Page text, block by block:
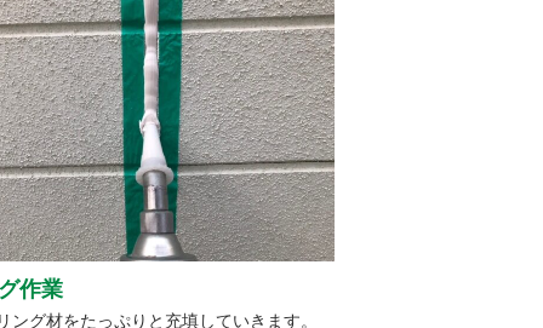
作業
ング材をたっぷりと充填していきます。